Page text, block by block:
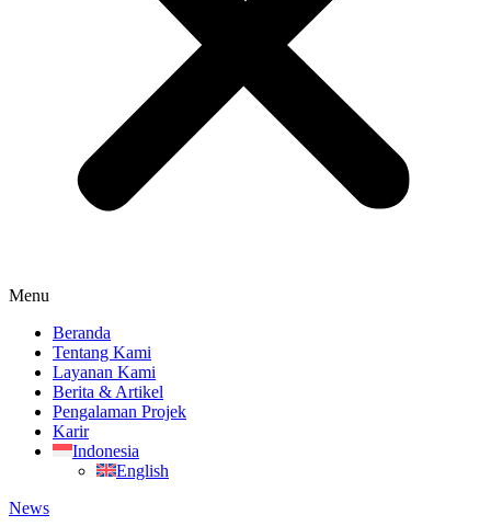
Menu
Beranda
Tentang Kami
Layanan Kami
Berita & Artikel
Pengalaman Projek
Karir
Indonesia
English
News